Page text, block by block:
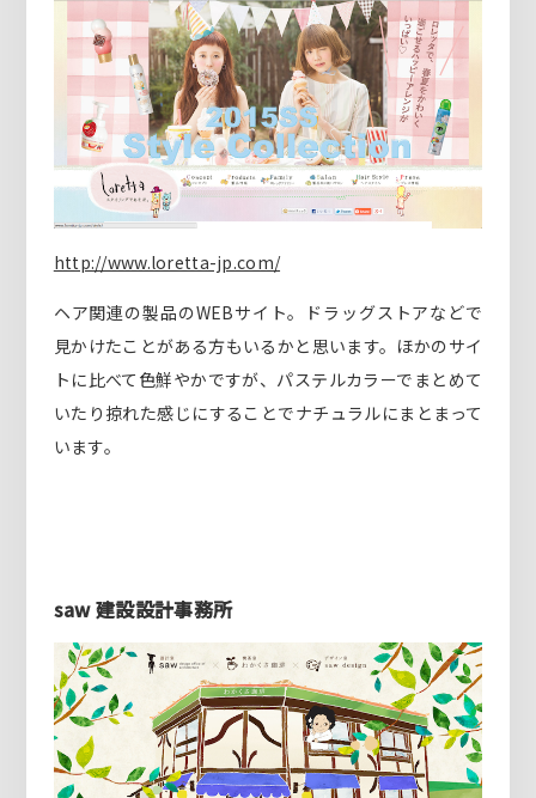
http://www.loretta-jp.com/
ヘア関連の製品のWEBサイト。ドラッグストアなどで
見かけたことがある方もいるかと思います。ほかのサイ
トに比べて色鮮やかですが、パステルカラーでまとめて
いたり掠れた感じにすることでナチュラルにまとまって
います。
saw 建設設計事務所